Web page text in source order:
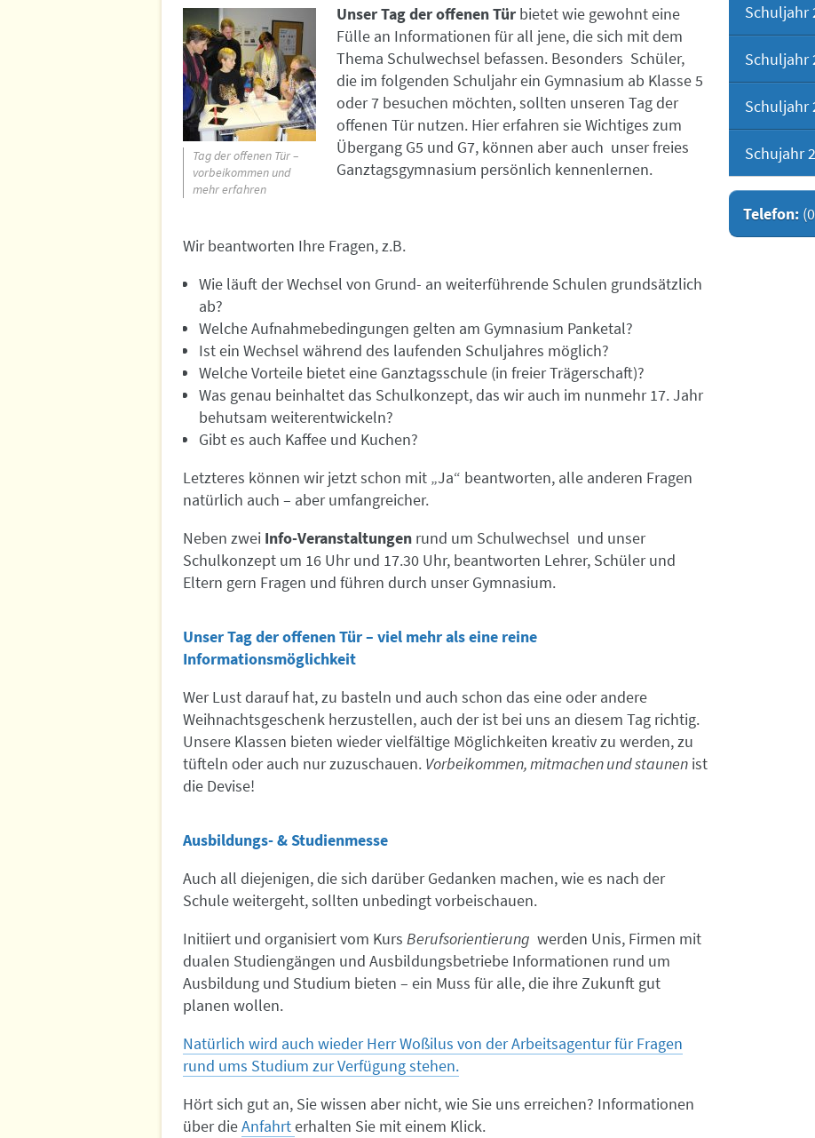
Tag der offenen Tür –
vorbeikommen und
mehr erfahren
Unser Tag der offenen Türbietet wie gewohnt eine
Fülle an Informationen für all jene, die sich mit dem
Thema Schulwechsel befassen. Besonders Schüler,
die im folgenden Schuljahr ein Gymnasium ab Klasse 5
oder 7 besuchen möchten, sollten unseren Tag der
offenen Tür nutzen. Hier erfahren sie Wichtiges zum
Übergang G5 und G7, können aber auch unser freies
Ganztagsgymnasium persönlich kennenlernen.
Wir beantworten Ihre Fragen, z.B.
Wie läuft der Wechsel von Grund- an weiterführende Schulen grundsätzlich
ab?
Welche Aufnahmebedingungen gelten am Gymnasium Panketal?
Ist ein Wechsel während des laufenden Schuljahres möglich?
Welche Vorteile bietet eine Ganztagsschule (in freier Trägerschaft)?
Was genau beinhaltet das Schulkonzept, das wir auch im nunmehr 17. Jahr
behutsam weiterentwickeln?
Gibt es auch Kaffee und Kuchen?
Letzteres können wir jetzt schon mit „Ja“ beantworten, alle anderen Fragen
natürlich auch – aber umfangreicher.
Neben zwei Info-Veranstaltungen rund um Schulwechsel und unser
Schulkonzept um 16 Uhr und 17.30 Uhr, beantworten Lehrer, Schüler und
Eltern gern Fragen und führen durch unser Gymnasium.
Unser Tag der offenen Tür – viel mehr als eine reine
Informationsmöglichkeit
Wer Lust darauf hat, zu basteln und auch schon das eine oder andere
Weihnachtsgeschenk herzustellen, auch der ist bei uns an diesem Tag richtig.
Unsere Klassen bieten wieder vielfältige Möglichkeiten kreativ zu werden, zu
tüfteln oder auch nur zuzuschauen. Vorbeikommen, mitmachen und staunen ist
die Devise!
Ausbildungs- & Studienmesse
Auch all diejenigen, die sich darüber Gedanken machen, wie es nach der
Schule weitergeht, sollten unbedingt vorbeischauen.
Initiiert und organisiert vom Kurs Berufsorientierung werden Unis, Firmen mit
dualen Studiengängen und Ausbildungsbetriebe Informationen rund um
Ausbildung und Studium bieten – ein Muss für alle, die ihre Zukunft gut
planen wollen.
Natürlich wird auch wieder Herr Woßilus von der Arbeitsagentur für Fragen
rund ums Studium zur Verfügung stehen.
Hört sich gut an, Sie wissen aber nicht, wie Sie uns erreichen? Informationen
über dieAnfahrterhalten Sie mit einem Klick.
Schuljahr
Schuljahr
Schuljahr
Schujahr
Telefon: